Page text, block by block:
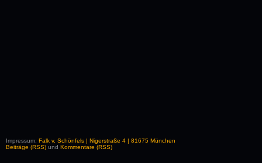
Impressum: Falk v. Schönfels | Nigerstraße 4 | 81675 München
Beiträge (RSS) und Kommentare (RSS)